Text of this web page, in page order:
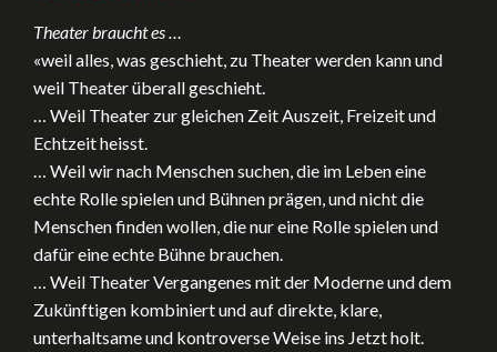
Theater braucht es …
«weil alles, was geschieht, zu Theater werden kann und
weil Theater überall geschieht.
… Weil Theater zur gleichen Zeit Auszeit, Freizeit und
Echtzeit heisst.
… Weil wir nach Menschen suchen, die im Leben eine
echte Rolle spielen und Bühnen prägen, und nicht die
Menschen finden wollen, die nur eine Rolle spielen und
dafür eine echte Bühne brauchen.
… Weil Theater Vergangenes mit der Moderne und dem
Zukünftigen kombiniert und auf direkte, klare,
unterhaltsame und kontroverse Weise ins Jetzt holt.